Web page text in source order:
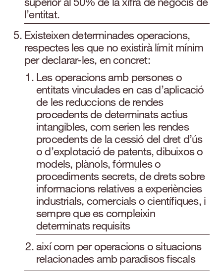
l’entitat.
Existeixen determinades operacions,
respectes les que no existirà límit mínim
per declarar-les, en concret:
Les operacions amb persones o
entitats vinculades en cas d’aplicació
de les reduccions de rendes
procedents de determinats actius
intangibles, com serien les rendes
procedents de la cessió del dret d’ús
o d’explotació de patents, dibuixos o
models, plànols, fórmules o
procediments secrets, de drets sobre
informacions relatives a experiències
industrials, comercials o científiques, i
sempre que es compleixin
determinats requisits
així com per operacions o situacions
relacionades amb paradisos fiscals